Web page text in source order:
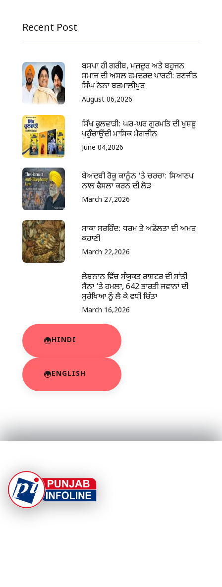
Recent Post
ਬਸਪਾ ਹੀ ਗਰੀਬ, ਮਜ਼ਦੂਰ ਅਤੇ ਬਹੁਜਨ
ਸਮਾਜ ਦੀ ਅਸਲ ਹਮਦਰਦ ਪਾਰਟੀ: ਰਣਜੀਤ
ਸਿੰਘ ਨੋਨਾ ਬਰਮਾਲੀਪੁਰ
August 06,2026
ਸਿੱਖ ਫੁਲਵਾੜੀ: ਘਰ-ਘਰ ਗੁਰਮਤਿ ਦੀ ਖੁਸ਼ਬੂ
ਪਹੁੰਚਾਉਂਦੀ ਮਾਸਿਕ ਮੈਗਜ਼ੀਨ
June 04,2026
ਬੇਅਦਬੀ ਰੋਕੂ ਕਾਨੂੰਨ ‘ਤੇ ਚਰਚਾ: ਸਿਆਣਪ
ਨਾਲ ਫੈਸਲਾ ਕਰਨ ਦੀ ਲੋੜ
March 27,2026
ਸਾਕਾ ਸਰਹਿੰਦ: ਧਰਮ ਤੇ ਅਡੋਲਤਾ ਦੀ ਅਮਰ
ਕਹਾਣੀ
March 22,2026
ਲੇਬਨਾਨ ਵਿੱਚ ਸੰਯੁਕਤ ਰਾਸ਼ਟਰ ਦੀ ਸ਼ਾਂਤੀ
ਸੈਨਾ ‘ਤੇ ਹਮਲਾ, 642 ਭਾਰਤੀ ਜਵਾਨਾਂ ਦੀ
ਸੁਰੱਖਿਆ ਨੂੰ ਲੈ ਕੇ ਵਧੀ ਚਿੰਤਾ
March 16,2026
HINDI
ENGLISH